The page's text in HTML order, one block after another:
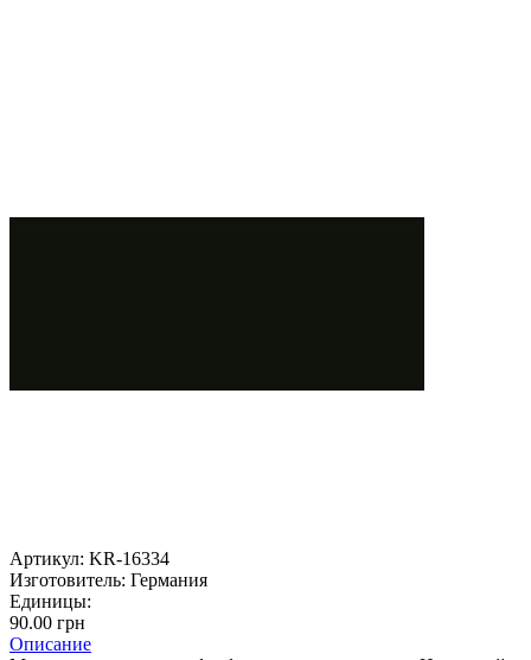
Артикул: KR-16334
Изготовитель: Германия
Единицы:
90.00 грн
Описание